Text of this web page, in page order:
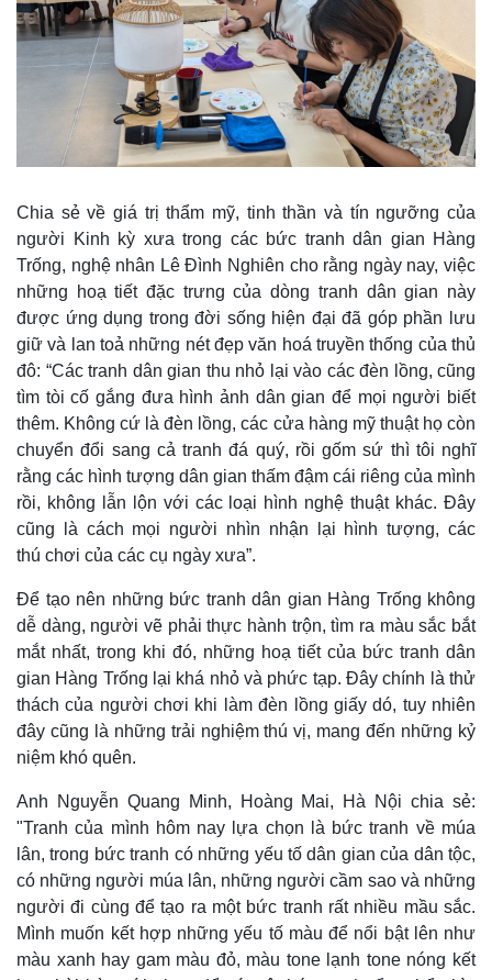
Kinh tế
Bất động sản
Khởi nghiệp
Thị trường
Giá vàng
Tiêu dùng
Tỷ giá
Chứng khoán
Giá cà phê
Chia sẻ về giá trị thẩm mỹ, tinh thần và tín ngưỡng của
người Kinh kỳ xưa trong các bức tranh dân gian Hàng
Trống, nghệ nhân Lê Đình Nghiên cho rằng ngày nay, việc
những hoạ tiết đặc trưng của dòng tranh dân gian này
được ứng dụng trong đời sống hiện đại đã góp phần lưu
giữ và lan toả những nét đẹp văn hoá truyền thống của thủ
đô: “Các tranh dân gian thu nhỏ lại vào các đèn lồng, cũng
tìm tòi cố gắng đưa hình ảnh dân gian để mọi người biết
thêm. Không cứ là đèn lồng, các cửa hàng mỹ thuật họ còn
chuyển đổi sang cả tranh đá quý, rồi gốm sứ thì tôi nghĩ
rằng các hình tượng dân gian thấm đậm cái riêng của mình
rồi, không lẫn lộn với các loại hình nghệ thuật khác. Đây
cũng là cách mọi người nhìn nhận lại hình tượng, các
thú chơi của các cụ ngày xưa”.
Để tạo nên những bức tranh dân gian Hàng Trống không
dễ dàng, người vẽ phải thực hành trộn, tìm ra màu sắc bắt
mắt nhất, trong khi đó, những hoạ tiết của bức tranh dân
gian Hàng Trống lại khá nhỏ và phức tạp. Đây chính là thử
thách của người chơi khi làm đèn lồng giấy dó, tuy nhiên
đây cũng là những trải nghiệm thú vị, mang đến những kỷ
niệm khó quên.
Anh Nguyễn Quang Minh, Hoàng Mai, Hà Nội chia sẻ:
"Tranh của mình hôm nay lựa chọn là bức tranh về múa
lân, trong bức tranh có những yếu tố dân gian của dân tộc,
có những người múa lân, những người cầm sao và những
người đi cùng để tạo ra một bức tranh rất nhiều mầu sắc.
Mình muốn kết hợp những yếu tố màu để nổi bật lên như
màu xanh hay gam màu đỏ, màu tone lạnh tone nóng kết